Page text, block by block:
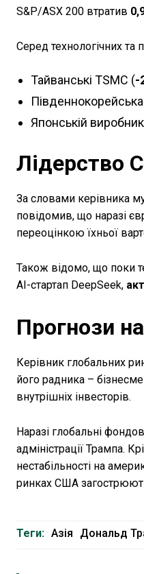
S&P/ASX 200 втратив
Серед технологічних
Тайванські TSMC (-
Японській
Лідерство
За словами керівника
повідомив, що наразі
переоцінкою їхньої
Також відомо, що поки
AI-стартап DeepSeek,
Прогнози
Керівник глобальних
його радника –
внутрішніх інвесторів.
Наразі глобальні
адміністрації Трампа.
нестабільності на
ринках США
Теги: Азія Дональд